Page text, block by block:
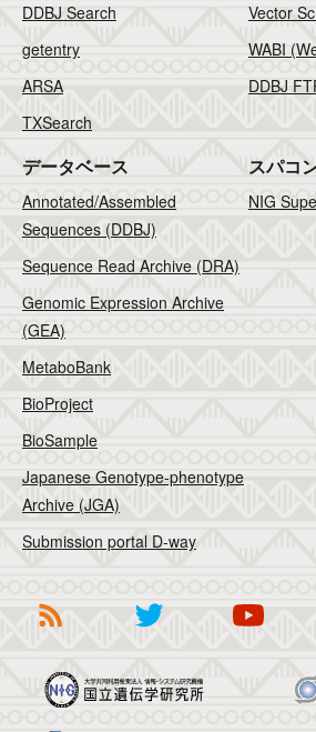
DDBJ Search
getentry
ARSA
TXSearch
Vector
WABI
DDBJ
データベース
Annotated/Assembled
Sequences (DDBJ)
Sequence Read Archive (DRA)
Genomic Expression Archive
(GEA)
MetaboBank
BioProject
BioSample
Japanese Genotype-phenotype
Archive (JGA)
Submission portal D-way
スパコ
NIG